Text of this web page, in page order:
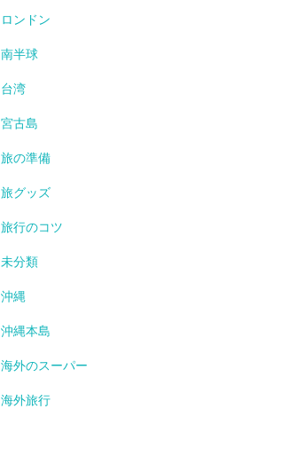
ロンドン
南半球
台湾
宮古島
旅の準備
旅グッズ
旅行のコツ
未分類
沖縄
沖縄本島
海外のスーパー
海外旅行